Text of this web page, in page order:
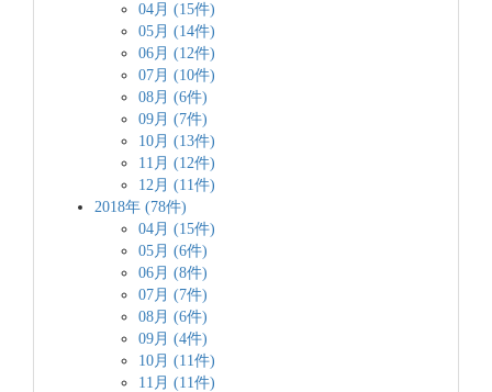
04月 (15件)
05月 (14件)
06月 (12件)
07月 (10件)
08月 (6件)
09月 (7件)
10月 (13件)
11月 (12件)
12月 (11件)
2018年 (78件)
04月 (15件)
05月 (6件)
06月 (8件)
07月 (7件)
08月 (6件)
09月 (4件)
10月 (11件)
11月 (11件)